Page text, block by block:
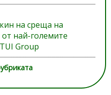
на среща на
най-големите
Group